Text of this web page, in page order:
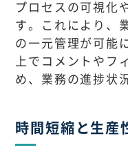
プロセスの可視化
す。これにより、
の一元管理が可能
上でコメントやフ
め、業務の進捗状
時間短縮と生産